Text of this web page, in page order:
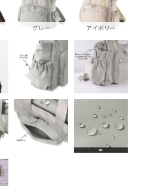
グレー アイボリー